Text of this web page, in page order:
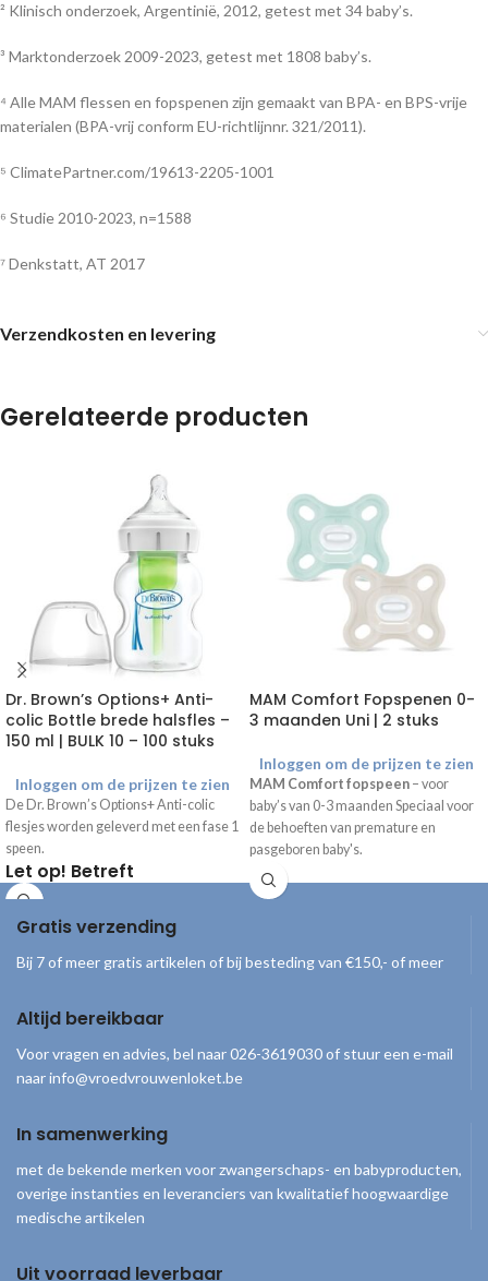
² Klinisch onderzoek, Argentinië, 2012, getest met 34 baby’s.
³ Marktonderzoek 2009-2023, getest met 1808 baby’s.
⁴ Alle MAM flessen en fopspenen zijn gemaakt van BPA- en BPS-vrije
materialen (BPA-vrij conform EU-richtlijnnr. 321/2011).
⁵ ClimatePartner.com/19613-2205-1001
⁶ Studie 2010-2023, n=1588
⁷ Denkstatt, AT 2017
Verzendkosten en levering
Gerelateerde producten
Dr. Brown’s Options+ Anti-
colic Bottle brede halsfles –
150 ml | BULK 10 – 100 stuks
Inloggen om de prijzen te zien
De Dr. Brown’s Options+ Anti-colic
flesjes worden geleverd met een fase 1
speen.
Let op! Betreft
bulkverpakking
MAM Comfort Fopspenen 0-
3 maanden Uni | 2 stuks
Inloggen om de prijzen te zien
MAM Comfort fopspeen – voor
baby’s van 0-3 maanden Speciaal voor
de behoeften van premature en
pasgeboren baby's.
Gratis verzending
Bij 7 of meer gratis artikelen of bij besteding van €150,- of meer
Altijd bereikbaar
Voor vragen en advies, bel naar 026-3619030 of stuur een e-mail
naar info@vroedvrouwenloket.be
In samenwerking
met de bekende merken voor zwangerschaps- en babyproducten,
overige instanties en leveranciers van kwalitatief hoogwaardige
medische artikelen
Uit voorraad leverbaar